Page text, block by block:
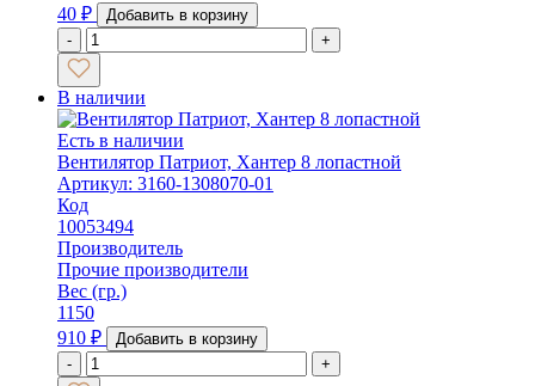
40 ₽
Добавить в корзину
-
+
В наличии
Есть в наличии
Вентилятор Патриот, Хантер 8 лопастной
Артикул: 3160-1308070-01
Код
10053494
Производитель
Прочие производители
Вес (гр.)
1150
910 ₽
Добавить в корзину
-
+